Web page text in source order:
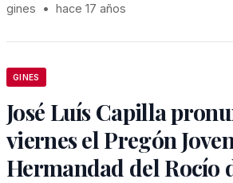
gines • hace 17 años
GINES
José Luís Capilla
viernes el Pregón
Hermandad del Rocío